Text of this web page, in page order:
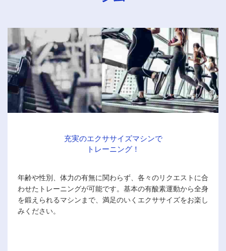
充実のエクササイズマシンで
トレーニング！
年齢や性別、体力の有無に関わらず、各々のリクエストに合
わせたトレーニングが可能です。基本の有酸素運動から全身
を鍛えられるマシンまで、満足のいくエクササイズをお楽し
みください。